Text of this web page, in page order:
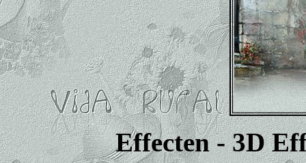
Effecten - 3D